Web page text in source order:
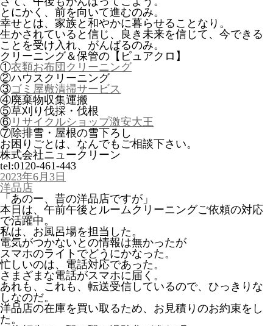
とにかく、前を向いて進むのみ。
幸せとは、家族と和やかに暮らせることなり。
生かされていると信じ、良き未来を信じて、今できる
ことを受け入れ、がんばるのみ。
クリーニング＆保管の【ピュアクロ】
①衣類お布団クリーニング
②ハウスクリーニング
③ゴミ屋敷清掃サービス
④廃棄物収集運搬
⑤草刈り伐採・伐根
⑥ リサイクルショップ激安大王
⑦除排雪・屋根の雪下ろし
お困りごとは、なんでもご相談下さい。
株式会社ニュークリーン
tel:0120-461-443
投
稿
日:
2023年6月3日
洋品店
「あのー、昔の洋品店ですが」
本日は、午前午後とルームクリーニングご依頼の対応
で活躍中。
私は、お風呂場を担当した。
電気がつかないとの情報は無かったが
スマホのライトでどうにかなった。
忙しいのは、電話対応であった。
さまざまな電話がスマホに届く。
あれも、これも、転送受信しているので、ひっきりな
しなのだ。
洋品店の在庫を買い取るため、お見積りのお約束をし
た。